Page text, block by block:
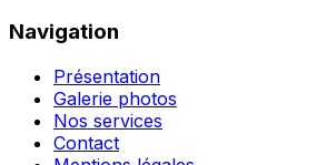
Navigation
Présentation
Galerie photos
Nos services
Contact